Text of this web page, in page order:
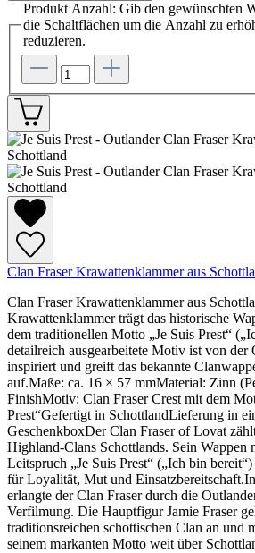
Produkt Anzahl: Gib den gewünschten
die Schaltflächen um die Anzahl zu
reduzieren.
Clan Fraser Krawattenklammer aus
Clan Fraser Krawattenklammer aus
Krawattenklammer trägt das historische
dem traditionellen Motto „Je Suis Prest“
detailreich ausgearbeitete Motiv ist von der
inspiriert und greift das bekannte
auf.Maße: ca. 16 × 57 mmMaterial: Zinn
FinishMotiv: Clan Fraser Crest mit dem
Prest“Gefertigt in SchottlandLieferung in
GeschenkboxDer Clan Fraser of Lovat
Highland-Clans Schottlands. Sein Wappen
Leitspruch „Je Suis Prest“ („Ich bin
für Loyalität, Mut und
erlangte der Clan Fraser durch die
Verfilmung. Die Hauptfigur Jamie Fraser
traditionsreichen schottischen Clan an und
seinem markanten Motto weit über